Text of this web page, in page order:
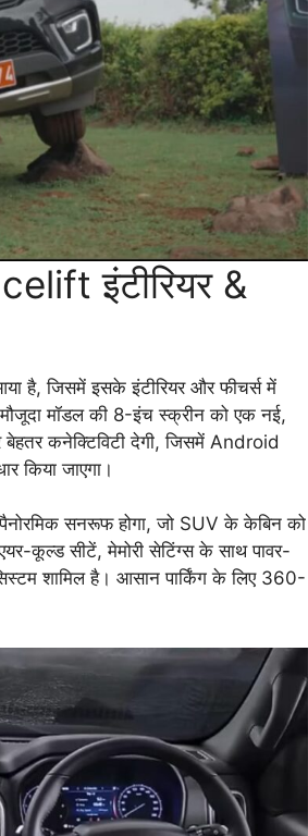
इंटीरियर &
जिसमें इसके इंटीरियर और फीचर्स में
मॉडल की 8-इंच स्क्रीन को एक नई,
कनेक्टिविटी देगी, जिसमें Android
किया जाएगा।
सनरूफ होगा, जो SUV के केबिन को
कूल्ड सीटें, मेमोरी सेटिंग्स के साथ पावर-
शामिल है। आसान पार्किंग के लिए 360-